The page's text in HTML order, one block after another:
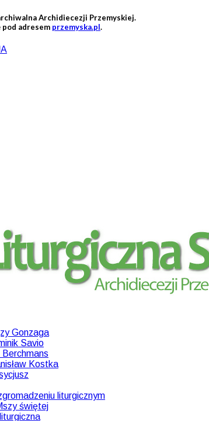
Archidiecezji Przemyskiej.
adresem przemyska.pl.
Gonzaga
Savio
Kostka
liturgicznym
świętej